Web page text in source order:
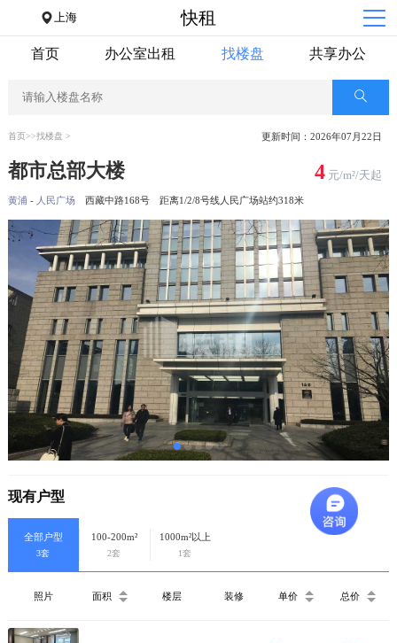
上海 快租
首页 办公室出租 找楼盘 共享办公
首页>>找楼盘 > 更新时间：2026年07月22日
都市总部大楼 4 元/m²/天起
黄浦 - 人民广场 西藏中路168号 距离1/2/8号线人民广场站约318米
现有户型
全部户型
3套
100-200m²
2套
1000m²以上
1套
照片 面积 楼层 装修 单价 总价